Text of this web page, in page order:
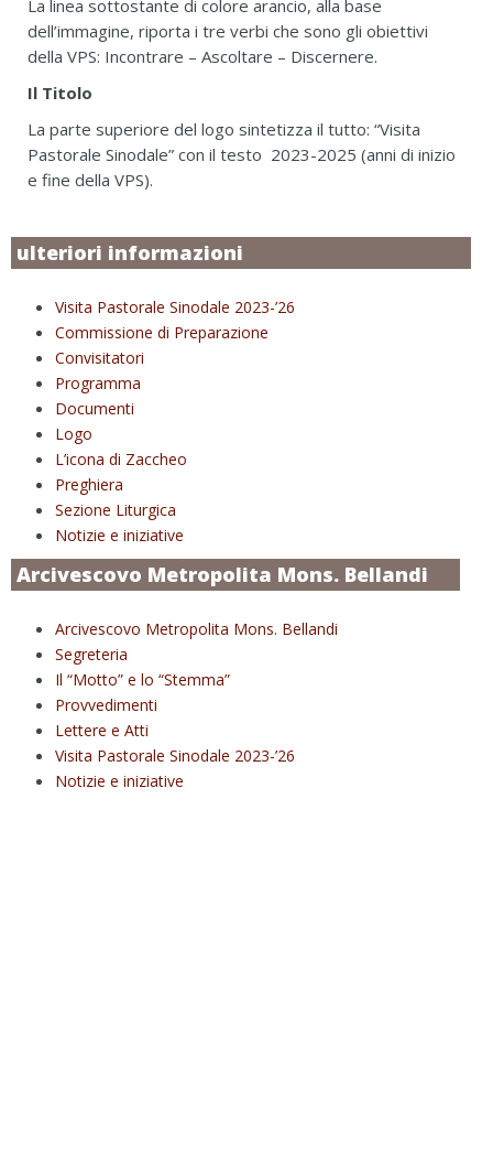
La linea sottostante di colore arancio, alla base
dell’immagine, riporta i tre verbi che sono gli obiettivi
della VPS: Incontrare – Ascoltare – Discernere.
Il Titolo
La parte superiore del logo sintetizza il tutto: “Visita
Pastorale Sinodale” con il testo 2023-2025 (anni di inizio
e fine della VPS).
ulteriori informazioni
Visita Pastorale Sinodale 2023-’26
Commissione di Preparazione
Convisitatori
Programma
Documenti
Logo
L’icona di Zaccheo
Preghiera
Sezione Liturgica
Notizie e iniziative
Arcivescovo Metropolita Mons. Bellandi
Arcivescovo Metropolita Mons. Bellandi
Segreteria
Il “Motto” e lo “Stemma”
Provvedimenti
Lettere e Atti
Visita Pastorale Sinodale 2023-’26
Notizie e iniziative